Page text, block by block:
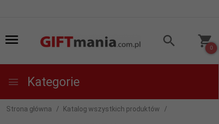
0
Kategorie
Strona główna Katalog wszystkich produktów